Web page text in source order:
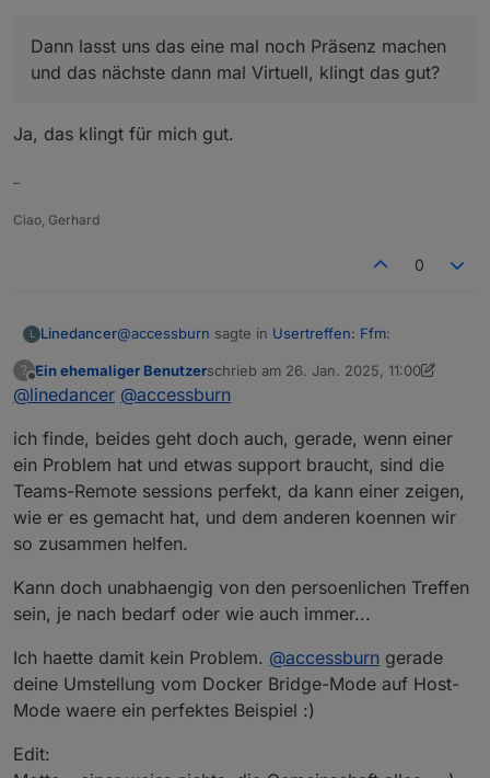
Dann lasst uns das eine mal noch Präsenz machen
und das nächste dann mal Virtuell, klingt das gut?
Ja, das klingt für mich gut.
–
Ciao, Gerhard
0
L Linedancer@accessburn sagte in Usertreffen: Ffm:
Dann lasst uns das eine mal noch Präsenz
klingt das gut?
Ja, das klingt für mich gut.
?
Offline
Ein ehemaliger Benutzerschrieb am 26. Jan. 2025, 11:00
zuletzt editiert von Ein ehemaliger
@linedancer @accessburn
ich finde, beides geht doch auch, gerade, wenn einer
ein Problem hat und etwas support braucht, sind die
Teams-Remote sessions perfekt, da kann einer zeigen,
wie er es gemacht hat, und dem anderen koennen wir
so zusammen helfen.
Kann doch unabhaengig von den persoenlichen Treffen
sein, je nach bedarf oder wie auch immer...
Ich haette damit kein Problem. @accessburn gerade
deine Umstellung vom Docker Bridge-Mode auf Host-
Mode waere ein perfektes Beispiel :)
Edit: